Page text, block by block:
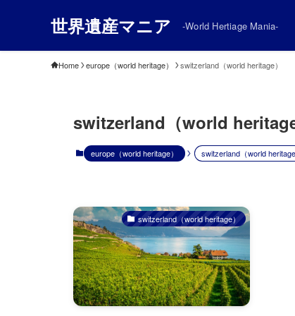
世界遺産マニア -World Hertiage Mania-
Home europe（world heritage） switzerland（world heritage）
switzerland（world heritage
europe（world heritage） switzerland（world heritage
switzerland（world heritage）